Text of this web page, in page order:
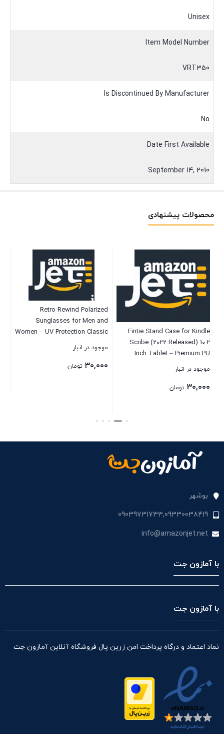
Unisex
Item Model Number
VRT350
Is Discontinued By Manufacturer
No
Date First Available
September 14, 2010
محصولات پیشنهادی
Fintie Stand Case for Kindle
Scribe (2022 Released) 10.2
Inch Tablet – Premium PU
Leather Stand Cover Auto
Pen Holder, Brown
موجود در انبار
۳۰,۰۰۰ تومان
Retro Rewind Polarized
Sunglasses for Men and
Women – UV Protection Classic
Sun Glasses
موجود در انبار
۳۰,۰۰۰ تومان
بوشهر
09039731733,09330038419
info@amazonjet.net
با آمازون جت
با آمازون جت
نماد اعتماد و درگاه پرداخت امن زرین پال فروشگاه آنلاین آمازون جت